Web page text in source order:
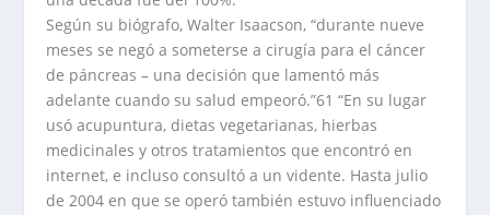
Según su biógrafo, Walter Isaacson, “durante nueve
meses se negó a someterse a cirugía para el cáncer
de páncreas – una decisión que lamentó más
adelante cuando su salud empeoró.”61 “En su lugar
usó acupuntura, dietas vegetarianas, hierbas
medicinales y otros tratamientos que encontró en
internet, e incluso consultó a un vidente. Hasta julio
de 2004 en que se operó también estuvo influenciado